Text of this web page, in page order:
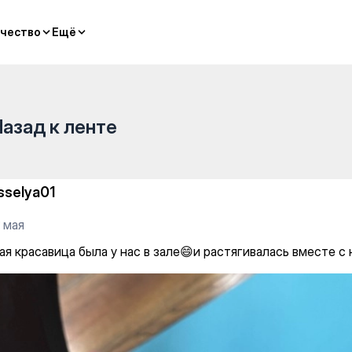
Ещё
Ещё
к ленте
мая
красавица была у нас в зале😄и растягивалась вместе с